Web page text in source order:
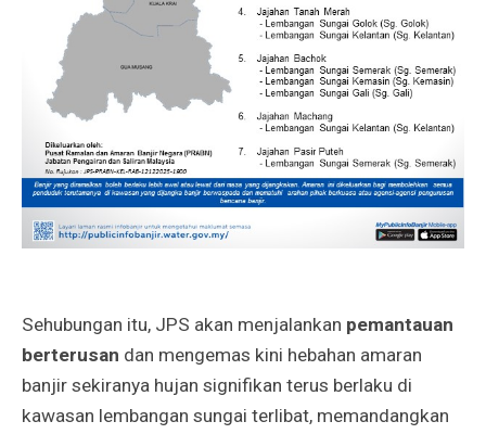
Sehubungan itu, JPS akan menjalankan pemantauan
berterusan dan mengemas kini hebahan amaran
banjir sekiranya hujan signifikan terus berlaku di
kawasan lembangan sungai terlibat, memandangkan